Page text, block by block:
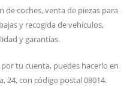
de coches, venta de piezas para
y recogida de vehículos,
y garantías.
tu cuenta, puedes hacerlo en
24, con código postal 08014.